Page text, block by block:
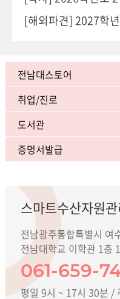
전남대스토어
취업/진로
도서관
증명서발급
스마트수산자원
전남광주통합특별시 여
전남대학교 이학관 1층
061-659-
평일 9시 ~ 17시 30분 /